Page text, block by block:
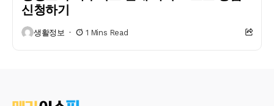
신청하기
생활정보 1 Mins Read